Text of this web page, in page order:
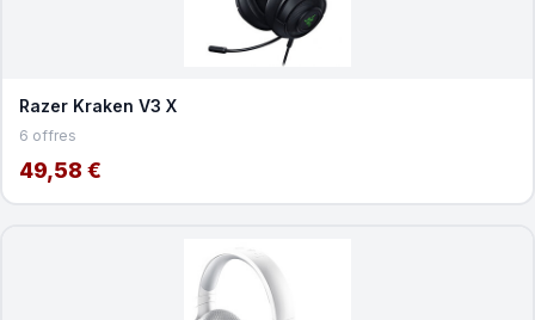
Razer Kraken V3 X
6 offres
49,58 €